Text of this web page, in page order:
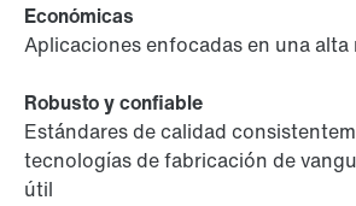
Económicas
Aplicaciones enfocadas en una
Robusto y confiable
Estándares de calidad
tecnologías de fabricación de
útil